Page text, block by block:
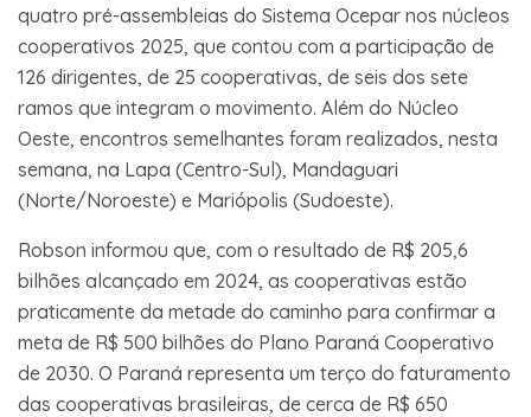
quatro pré-assembleias do Sistema Ocepar nos núcleos
cooperativos 2025, que contou com a participação de
126 dirigentes, de 25 cooperativas, de seis dos sete
ramos que integram o movimento. Além do Núcleo
Oeste, encontros semelhantes foram realizados, nesta
semana, na Lapa (Centro-Sul), Mandaguari
(Norte/Noroeste) e Mariópolis (Sudoeste).
Robson informou que, com o resultado de R$ 205,6
bilhões alcançado em 2024, as cooperativas estão
praticamente da metade do caminho para confirmar a
meta de R$ 500 bilhões do Plano Paraná Cooperativo
de 2030. O Paraná representa um terço do faturamento
das cooperativas brasileiras, de cerca de R$ 650